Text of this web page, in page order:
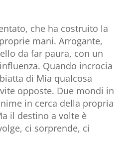
che ha costruito la
mani. Arrogante,
da far paura, con un
Quando incrocia
di Mia qualcosa
opposte. Due mondi in
in cerca della propria
il destino a volte è
ci sorprende, ci